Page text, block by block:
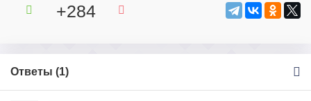
+284
Ответы (1)